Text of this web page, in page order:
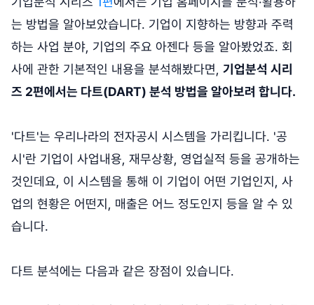
는 방법을 알아보았습니다. 기업이 지향하는 방향과 주력
하는 사업 분야, 기업의 주요 아젠다 등을 알아봤었죠. 회
사에 관한 기본적인 내용을 분석해봤다면, 기업분석 시리
즈 2편에서는 다트(DART) 분석 방법을 알아보려 합니다.
'다트'는 우리나라의 전자공시 시스템을 가리킵니다. '공
시'란 기업이 사업내용, 재무상황, 영업실적 등을 공개하는
것인데요, 이 시스템을 통해 이 기업이 어떤 기업인지, 사
업의 현황은 어떤지, 매출은 어느 정도인지 등을 알 수 있
습니다.
다트 분석에는 다음과 같은 장점이 있습니다.